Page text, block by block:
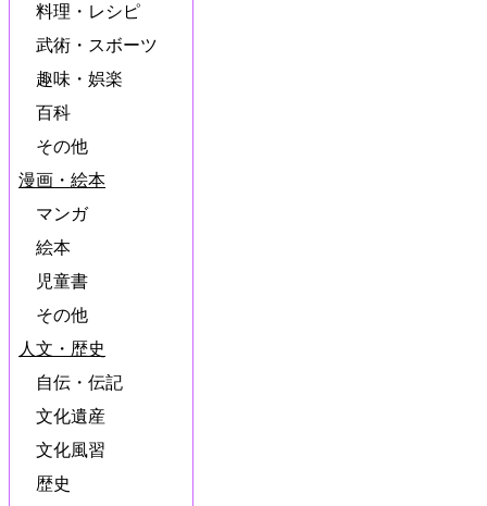
料理・レシピ
武術・スボーツ
趣味・娯楽
百科
その他
漫画・絵本
マンガ
絵本
児童書
その他
人文・歴史
自伝・伝記
文化遺産
文化風習
歴史